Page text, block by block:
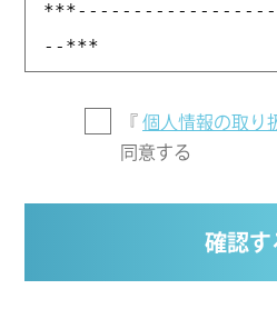
『 個人情報の取り
同意する
確認す